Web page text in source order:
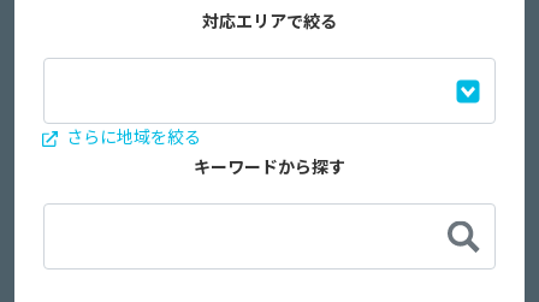
対応エリアで絞る
さらに地域を絞る
キーワードから探す